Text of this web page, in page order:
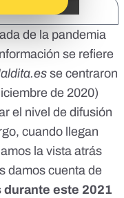
de la pandemia
se refiere
se centraron
de 2020)
el nivel de difusión
cuando llegan
la vista atrás
damos cuenta de
este 2021